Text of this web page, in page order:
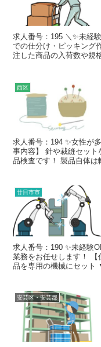
求人番号：195 ＼✨未経
での仕分け・ピッキング
注した商品の入荷数や規
西区
求人番号：194 ✨女性が
事内容】 針や裁縫セッ
品検査です！ 製品自体は
廿日市市
求人番号：190 ✨未経験
業務をお任せします！
品を専用の機械にセット
安芸区・安芸郡